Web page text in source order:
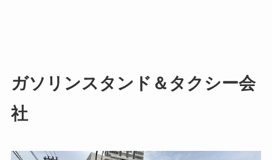
ガソリンスタンド＆タクシー会
社